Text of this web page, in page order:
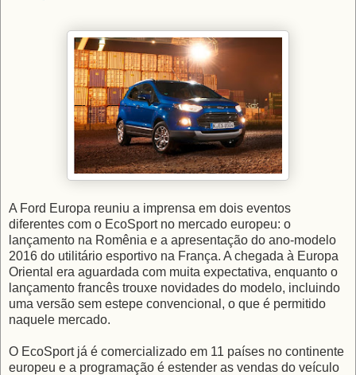
A Ford Europa reuniu a imprensa em dois eventos
diferentes com o EcoSport no mercado europeu: o
lançamento na Romênia e a apresentação do ano-modelo
2016 do utilitário esportivo na França. A chegada à Europa
Oriental era aguardada com muita expectativa, enquanto o
lançamento francês trouxe novidades do modelo, incluindo
uma versão sem estepe convencional, o que é permitido
naquele mercado.
O EcoSport já é comercializado em 11 países no continente
europeu e a programação é estender as vendas do veículo